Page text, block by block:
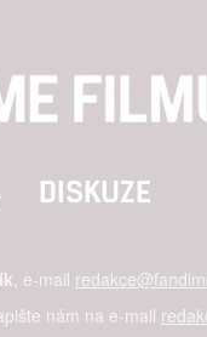
DISKUZE
, e-mail
nám na e-mail